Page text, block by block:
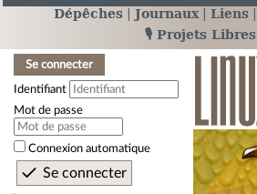
Dépêches Journaux Liens
🎙️ Projets Libres
Se connecter
Identifiant
Mot de passe
Connexion automatique